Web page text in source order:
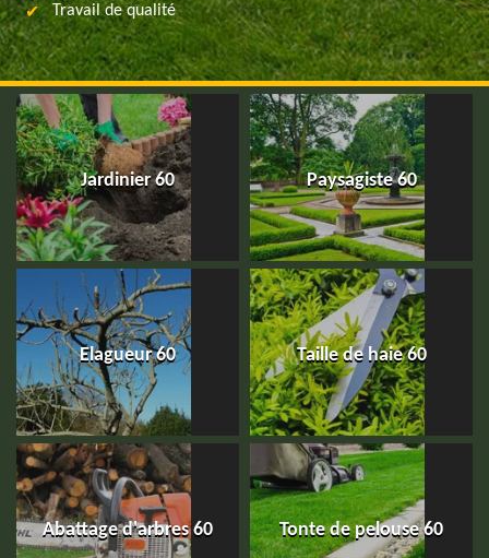
Travail de qualité
Jardinier 60 Paysagiste 60
Elagueur 60 Taille de haie 60
Abattage d'arbres 60 Tonte de pelouse 60